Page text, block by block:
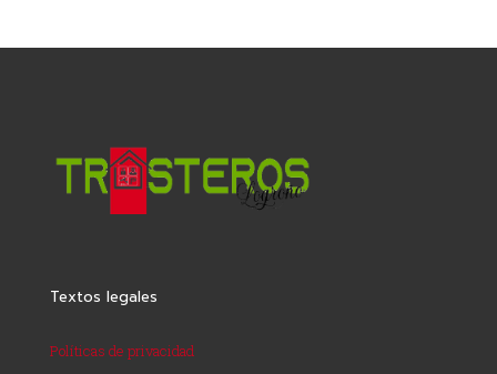
Textos legales
Políticas de privacidad